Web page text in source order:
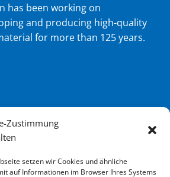
Zustimmung
setzen wir Cookies und ähnliche
auf Informationen im Browser Ihres Systems
has been working on
and producing high-quality
for more than 125 years.